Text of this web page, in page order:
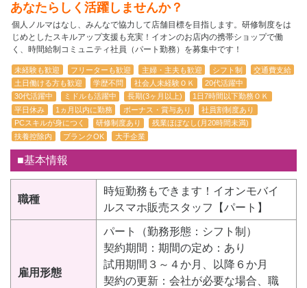
あなたらしく活躍しませんか？
個人ノルマはなし、みんなで協力して店舗目標を目指します。研修制度をは
じめとしたスキルアップ支援も充実！イオンのお店内の携帯ショップで働
く、時間給制コミュニティ社員（パート勤務）を募集中です！
未経験も歓迎 フリーターも歓迎 主婦・主夫も歓迎 シフト制
交通費支給
土日働ける方も歓迎
学歴不問 社会人未経験ＯＫ
20代活躍中
30代活躍中
ミドルも活躍中 長期(3ヶ月以上)
1日7時間以下勤務ＯＫ
平日休み
1ヵ月以内に勤務 ボーナス・賞与あり
社員割制度あり
PCスキルが身につく
研修制度あり
残業ほぼなし(月20時間未満)
扶養控除内
ブランクOK 大手企業
■基本情報
職種
時短勤務もできます！イオンモバイ
ルスマホ販売スタッフ【パート】
雇用形態
パート（勤務形態：シフト制）
契約期間：期間の定め：あり
試用期間３～４か月、以降６か月
契約の更新：会社が必要な場合、職